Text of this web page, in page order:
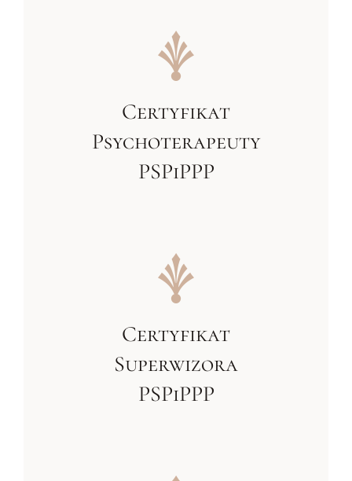
Certyfikat
Psychoterapeuty
PSPiPPP
Certyfikat
Superwizora
PSPiPPP